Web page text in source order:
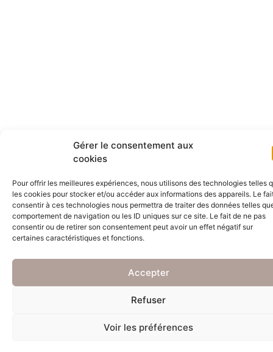
Gérer le consentement aux
cookies
Pour offrir les meilleures expériences, nous utilisons des technologies telles
les cookies pour stocker et/ou accéder aux informations des appareils. Le
consentir à ces technologies nous permettra de traiter des données telles
comportement de navigation ou les ID uniques sur ce site. Le fait de ne pas
consentir ou de retirer son consentement peut avoir un effet négatif sur
certaines caractéristiques et fonctions.
Accepter
Refuser
Voir les préférences